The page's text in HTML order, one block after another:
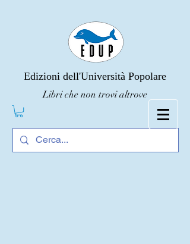
Edizioni dell'Università Popolare
Libri che non trovi altrove